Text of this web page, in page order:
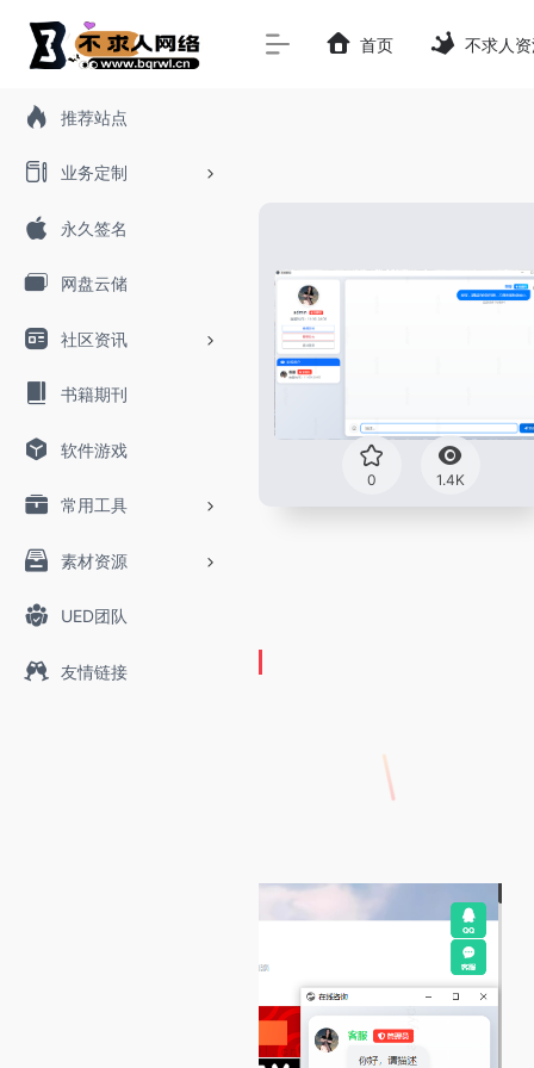
推荐站点
业务定制
永久签名
网盘云储
社区资讯
书籍期刊
软件游戏
常用工具
素材资源
UED团队
友情链接
首页 不求人
0 1.4K